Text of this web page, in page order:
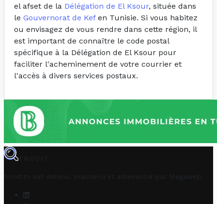
el afset de la Délégation de El Ksour, située dans
le Gouvernorat de Kefen Tunisie. Si vous habitez
ou envisagez de vous rendre dans cette région, il
est important de connaître le code postal
spécifique à la Délégation de El Ksour pour
faciliter l'acheminement de votre courrier et
l'accès à divers services postaux.
TROVIT
trovit.tn est détenu, maintenu et administré par Megaweb